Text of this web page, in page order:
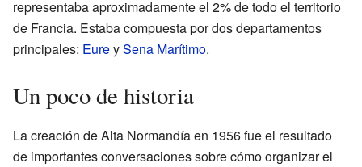
representaba aproximadamente el 2% de todo el territorio
de Francia. Estaba compuesta por dos departamentos
principales: EureySena Marítimo.
Un poco de historia
La creación de Alta Normandía en 1956 fue el resultado
de importantes conversaciones sobre cómo organizar el